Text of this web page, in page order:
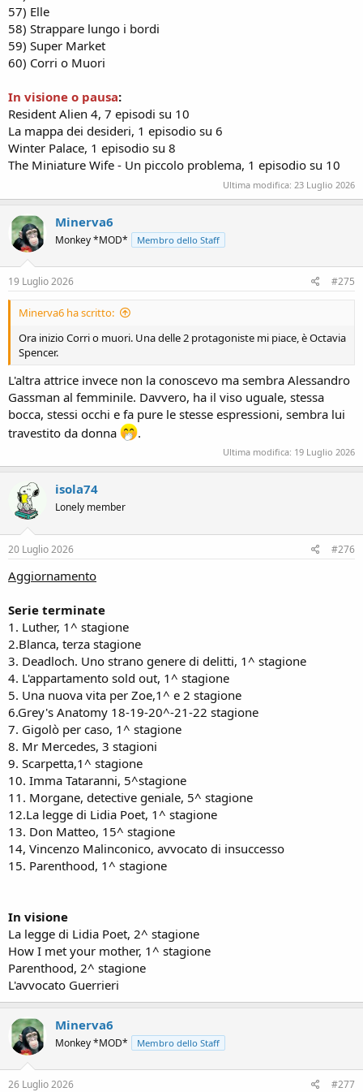
57) Elle
58) Strappare lungo i bordi
59) Super Market
60) Corri o Muori
In visione o pausa:
Resident Alien 4, 7 episodi su 10
La mappa dei desideri, 1 episodio su 6
Winter Palace, 1 episodio su 8
The Miniature Wife - Un piccolo problema, 1 episodio su 10
Ultima modifica: 23 Luglio 2026
Minerva6
Monkey *MOD* Membro dello Staff
19 Luglio 2026 #275
Minerva6 ha scritto:
Ora inizio Corri o muori. Una delle 2 protagoniste mi piace, è Octavia
Spencer.
L'altra attrice invece non la conoscevo ma sembra Alessandro
Gassman al femminile. Davvero, ha il viso uguale, stessa
bocca, stessi occhi e fa pure le stesse espressioni, sembra lui
travestito da donna
.
Ultima modifica: 19 Luglio 2026
isola74
Lonely member
20 Luglio 2026 #276
Aggiornamento
Serie terminate
1. Luther, 1^ stagione
2.Blanca, terza stagione
3. Deadloch. Uno strano genere di delitti, 1^ stagione
4. L'appartamento sold out, 1^ stagione
5. Una nuova vita per Zoe,1^ e 2 stagione
6.Grey's Anatomy 18-19-20^-21-22 stagione
7. Gigolò per caso, 1^ stagione
8. Mr Mercedes, 3 stagioni
9. Scarpetta,1^ stagione
10. Imma Tataranni, 5^stagione
11. Morgane, detective geniale, 5^ stagione
12.La legge di Lidia Poet, 1^ stagione
13. Don Matteo, 15^ stagione
14, Vincenzo Malinconico, avvocato di insuccesso
15. Parenthood, 1^ stagione
In visione
La legge di Lidia Poet, 2^ stagione
How I met your mother, 1^ stagione
Parenthood, 2^ stagione
L'avvocato Guerrieri
Minerva6
Monkey *MOD* Membro dello Staff
26 Luglio 2026 #277